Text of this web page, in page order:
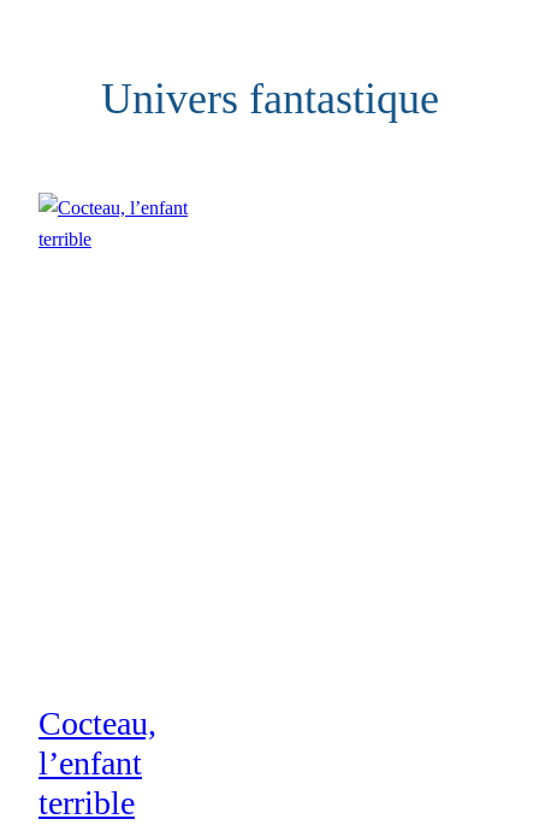
Univers fantastique
Cocteau,
l’enfant
terrible